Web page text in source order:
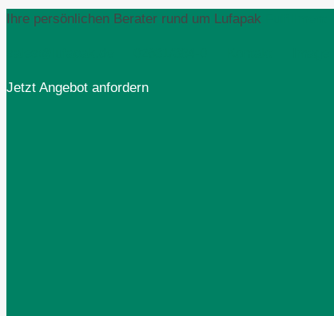
Ihre persönlichen Berater rund um Lufapak
Jetzt Angebot anfordern